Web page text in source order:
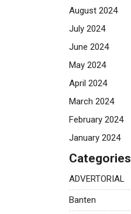
August 2024
July 2024
June 2024
May 2024
April 2024
March 2024
February 2024
January 2024
Categories
ADVERTORIAL
Banten